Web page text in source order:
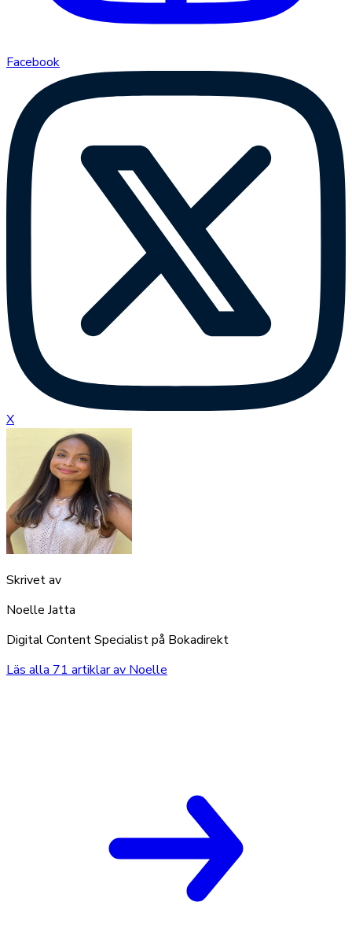
Facebook
X
Skrivet av
Noelle Jatta
Digital Content Specialist på Bokadirekt
Läs alla 71 artiklar av Noelle